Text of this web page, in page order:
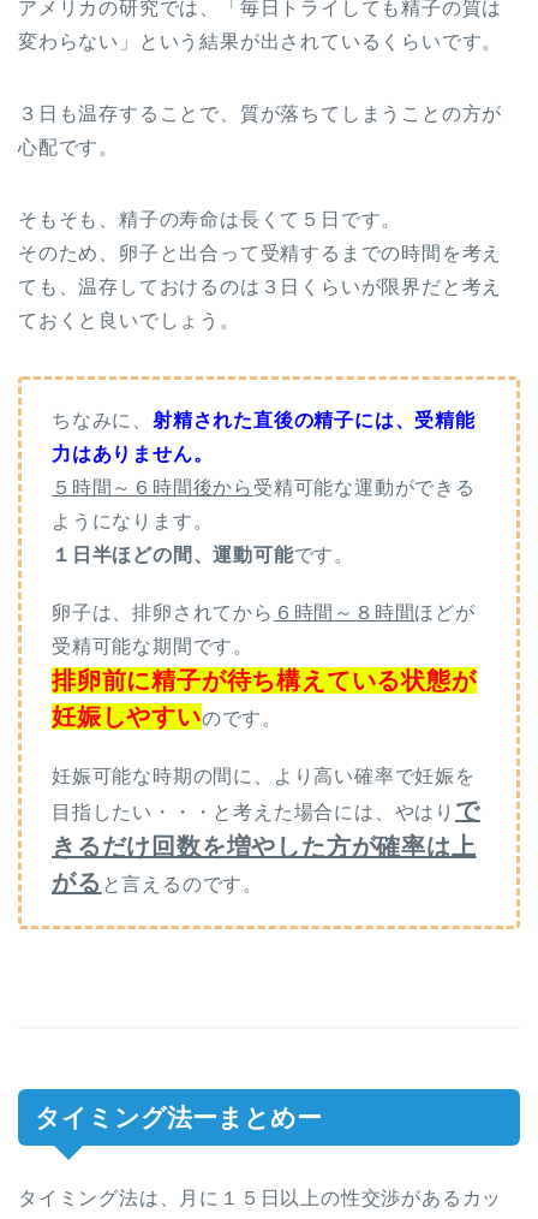
アメリカの研究では、「毎日トライしても精子の質は
変わらない」という結果が出されているくらいです。
３日も温存することで、質が落ちてしまうことの方が
心配です。
そもそも、精子の寿命は長くて５日です。
そのため、卵子と出合って受精するまでの時間を考え
ても、温存しておけるのは３日くらいが限界だと考え
ておくと良いでしょう。
ちなみに、 射精された直後の精子には、受精能
力はありません。
５時間～６時間後から 受精可能な運動ができる
ようになります。
１日半ほどの間、運動可能です。
卵子は、排卵されてから ６時間～８時間ほどが
受精可能な期間です。
排卵前に精子が待ち構えている状態が
妊娠しやすいのです。
妊娠可能な時期の間に、より高い確率で妊娠を
目指したい・・・と考えた場合には、やはり で
きるだけ回数を増やした方が確率は上
がる と言えるのです。
タイミング法ーまとめー
タイミング法は、月に１５日以上の性交渉があるカッ